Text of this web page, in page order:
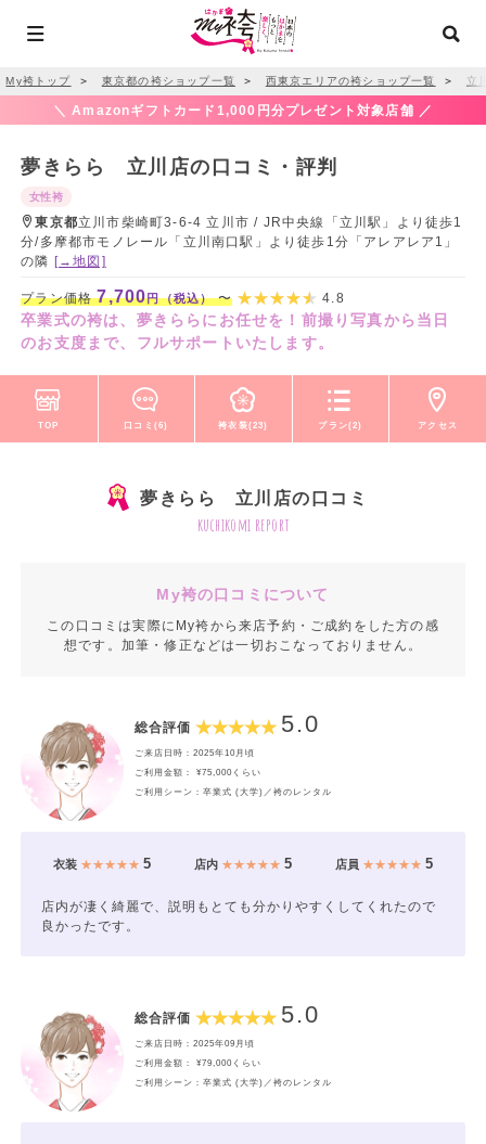
My袴トップ ＞ 東京都の袴ショップ一覧 ＞ 西東京エリアの袴ショップ一覧 ＞ 立
＼ Amazonギフトカード1,000円分プレゼント対象店舗 ／
夢きらら 立川店の口コミ・評判
女性袴
東京都立川市柴崎町3-6-4 立川市 / JR中央線「立川駅」より徒歩1
分/多摩都市モノレール「立川南口駅」より徒歩1分「アレアレア1」
の隣 [→地図]
プラン価格7,700円（税込）〜 4.8
卒業式の袴は、夢きららにお任せを！前撮り写真から当日
のお支度まで、フルサポートいたします。
TOP 口コミ(6) 袴衣装(23) プラン(2) アクセス
夢きらら 立川店の口コミ
kuchikomi report
My袴の口コミについて
この口コミは実際にMy袴から来店予約・ご成約をした方の感
想です。加筆・修正などは一切おこなっておりません。
総合評価 5.0
ご来店日時：2025年10月頃
ご利用金額： ¥75,000くらい
ご利用シーン：卒業式 (大学)／袴のレンタル
衣装★★★★★ 5 店内★★★★★ 5 店員 ★★★★★5
店内が凄く綺麗で、説明もとても分かりやすくしてくれたので
良かったです。
総合評価 5.0
ご来店日時：2025年09月頃
ご利用金額： ¥79,000くらい
ご利用シーン：卒業式 (大学)／袴のレンタル